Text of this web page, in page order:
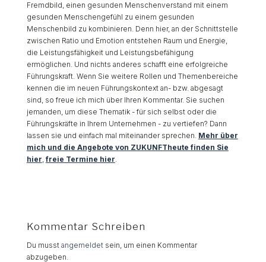
Fremdbild, einen gesunden Menschenverstand mit einem
gesunden Menschengefühl zu einem gesunden
Menschenbild zu kombinieren. Denn hier, an der Schnittstelle
zwischen Ratio und Emotion entstehen Raum und Energie,
die Leistungsfähigkeit und Leistungsbefähigung
ermöglichen. Und nichts anderes schafft eine erfolgreiche
Führungskraft. Wenn Sie weitere Rollen und Themenbereiche
kennen die im neuen Führungskontext an- bzw. abgesagt
sind, so freue ich mich über Ihren Kommentar. Sie suchen
jemanden, um diese Thematik - für sich selbst oder die
Führungskräfte in Ihrem Unternehmen - zu vertiefen? Dann
lassen sie und einfach mal miteinander sprechen. Mehr über
mich und die Angebote von ZUKUNFTheute finden Sie
hier,freie Termine hier.
Kommentar Schreiben
Du musst angemeldetsein, um einen Kommentar
abzugeben.